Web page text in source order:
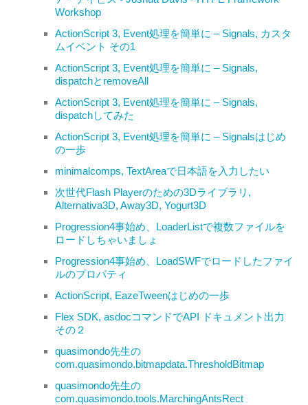
Workshop
ActionScript 3, Event処理を簡単に – Signals, カスタ
ムイベント その1
ActionScript 3, Event処理を簡単に – Signals,
dispatchとremoveAll
ActionScript 3, Event処理を簡単に – Signals,
dispatchしてみた
ActionScript 3, Event処理を簡単に – Signalsはじめ
の一歩
minimalcomps, TextAreaで日本語を入力したい
次世代Flash Playerのための3Dライブラリ,
Alternativa3D, Away3D, Yogurt3D
Progression4事始め、LoaderListで複数ファイルを
ロードしちゃいましょ
Progression4事始め、LoadSWFでロードしたファイ
ルのプロパティ
ActionScript, EazeTweenはじめの一歩
Flex SDK, asdocコマンドでAPI ドキュメント出力
その２
quasimondo先生の
com.quasimondo.bitmapdata.ThresholdBitmap
quasimondo先生の
com.quasimondo.tools.MarchingAntsRect